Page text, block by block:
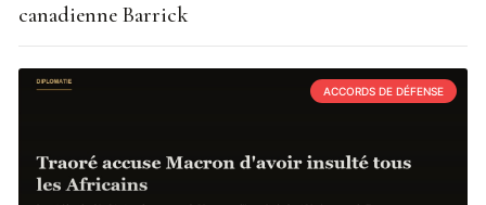
canadienne Barrick
ACCORDS DE DÉFENSE